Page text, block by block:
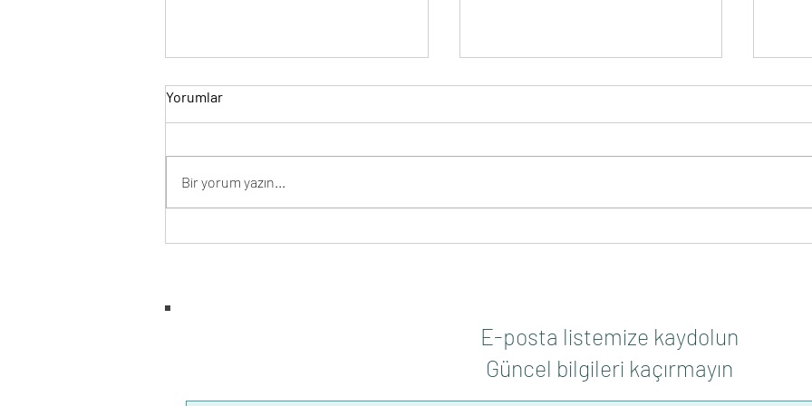
Yorumlar
Bir yorum yazın...
E-posta listemize kaydolun
Güncel bilgileri kaçırmayın